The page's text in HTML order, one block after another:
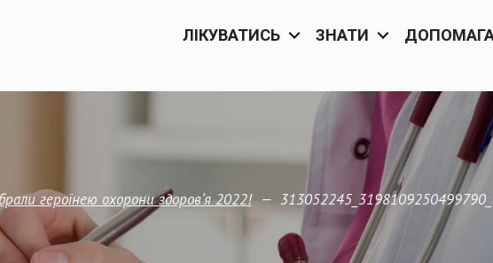
ЛІКУВАТИСЬ ЗНАТИ
героїнею охорони здоровʼя 2022! —